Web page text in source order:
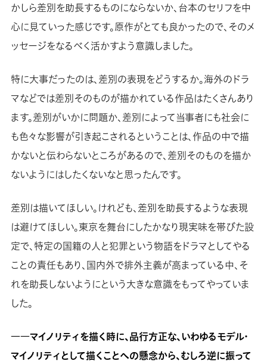
かしら差別を助長するものにならないか、台本のセリフを中
心に見ていった感じです。原作がとても良かったので、そのメ
ッセージをなるべく活かすよう意識しました。
特に大事だったのは、差別の表現をどうするか。海外のドラ
マなどでは差別そのものが描かれている作品はたくさんあり
ます。差別がいかに問題か、差別によって当事者にも社会に
も色々な影響が引き起こされるということは、作品の中で描
かないと伝わらないところがあるので、差別そのものを描か
ないようにはしたくないなと思ったんです。
差別は描いてほしい。けれども、差別を助長するような表現
は避けてほしい。東京を舞台にしたかなり現実味を帯びた設
定で、特定の国籍の人と犯罪という物語をドラマとしてやる
ことの責任もあり、国内外で排外主義が高まっている中、そ
れを助長しないようにという大きな意識をもってやっていま
した。
――マイノリティを描く時に、品行方正な、いわゆるモデル・
マイノリティとして描くことへの懸念から、むしろ逆に振って